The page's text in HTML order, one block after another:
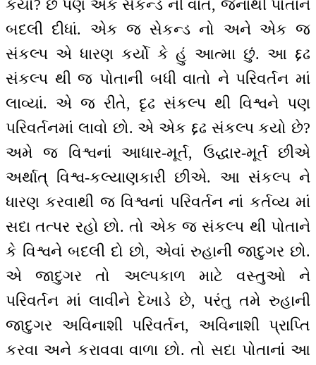
કયો? છે પણ એક સેકન્ડ ની વાત, જેનાથી પોતાને
બદલી દીધાં. એક જ સેકન્ડ નો અને એક જ
સંકલ્પ એ ધારણ કર્યો કે હું આત્મા છું. આ દ્દઢ
સંકલ્પ થી જ પોતાની બધી વાતો ને પરિવર્તન માં
લાવ્યાં. એ જ રીતે, દૃઢ સંકલ્પ થી વિશ્વને પણ
પરિવર્તનમાં લાવો છો. એ એક દ્દઢ સંકલ્પ કયો છે?
અમે જ વિશ્વનાં આધાર-મૂર્ત, ઉદ્ધાર-મૂર્ત છીએ
અર્થાત્ વિશ્વ-કલ્યાણકારી છીએ. આ સંકલ્પ ને
ધારણ કરવાથી જ વિશ્વનાં પરિવર્તન નાં કર્તવ્ય માં
સદા તત્પર રહો છો. તો એક જ સંકલ્પ થી પોતાને
કે વિશ્વને બદલી દો છો, એવાં રુહાની જાદુગર છો.
એ જાદુગર તો અલ્પકાળ માટે વસ્તુઓ ને
પરિવર્તન માં લાવીને દેખાડે છે, પરંતુ તમે રુહાની
જાદુગર અવિનાશી પરિવર્તન, અવિનાશી પ્રાપ્તિ
કરવા અને કરાવવા વાળા છો. તો સદા પોતાનાં આ